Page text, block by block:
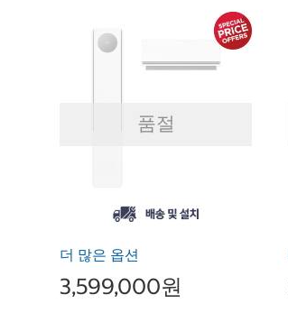
품절
더 많은 옵션
3,599,000원